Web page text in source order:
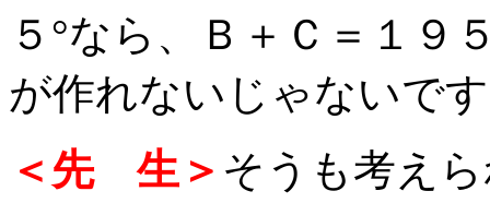
５°なら、Ｂ＋Ｃ＝１９
が作れないじゃないで
＜先 生＞ そうも考え